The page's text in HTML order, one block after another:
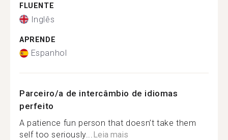
FLUENTE
Inglês
APRENDE
Espanhol
Parceiro/a de intercâmbio de idiomas
perfeito
A patience fun person that doesn’t take them
self too seriously...Leia mais